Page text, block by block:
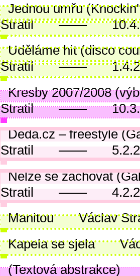
Jednou umřu
Stratil
Uděláme hit (disco
Stratil
Kresby 2007/2008
Stratil
Děda.cz – freestyle
Stratil
Nelze se zachovat
Stratil
Manitou
Václav
Kapela se sjela
(Textová abstrakce)